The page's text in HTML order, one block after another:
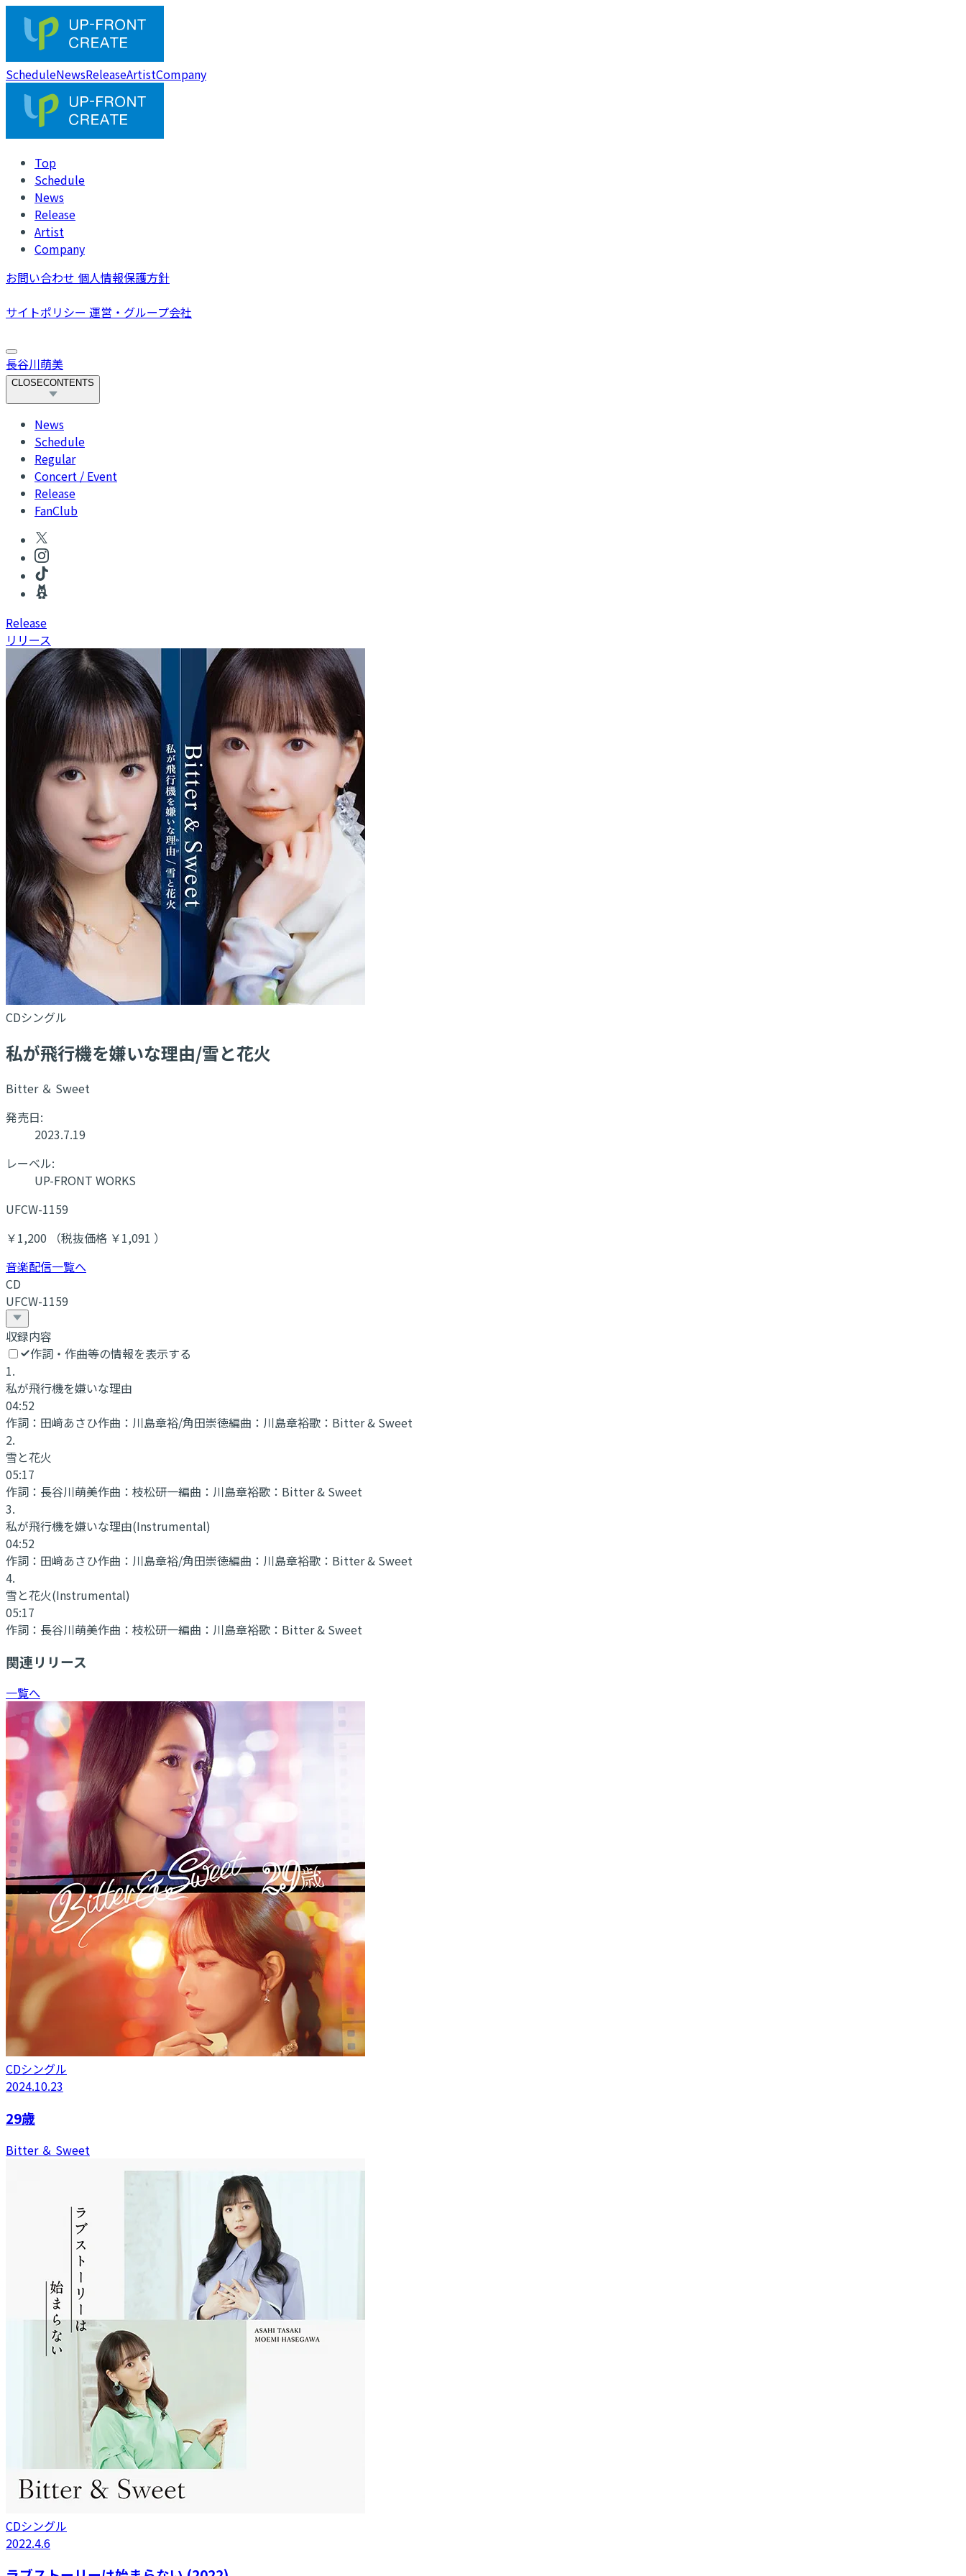
ScheduleNewsReleaseArtistCompany
Top
Schedule
News
Release
Artist
Company
お問い合わせ 個人情報保護方針
サイトポリシー 運営・グループ会社
長谷川萌美
CLOSECONTENTS
News
Schedule
Regular
Concert / Event
Release
FanClub
Release
リリース
CDシングル
私が飛行機を嫌いな理由/雪と花火
Bitter ＆ Sweet
発売日:
2023.7.19
レーベル:
UP-FRONT WORKS
UFCW-1159
￥1,200 （税抜価格 ￥1,091 ）
音楽配信一覧へ
CD
UFCW-1159
収録内容
作詞・作曲等の情報を表示する
1.
私が飛行機を嫌いな理由
04:52
作詞： 田﨑あさひ作曲： 川島章裕/角田崇徳編曲： 川島章裕歌： Bitter & Sweet
2.
雪と花火
05:17
作詞： 長谷川萌美作曲： 枝松研一編曲： 川島章裕歌： Bitter & Sweet
3.
私が飛行機を嫌いな理由(Instrumental)
04:52
作詞： 田﨑あさひ作曲： 川島章裕/角田崇徳編曲： 川島章裕歌： Bitter & Sweet
4.
雪と花火(Instrumental)
05:17
作詞： 長谷川萌美作曲： 枝松研一編曲： 川島章裕歌： Bitter & Sweet
関連リリース
一覧へ
CDシングル
2024.10.23
29歳
Bitter ＆ Sweet
CDシングル
2022.4.6